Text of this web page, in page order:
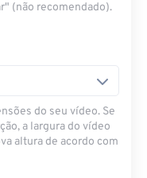
(não recomendado).
do seu vídeo. Se
a largura do vídeo
altura de acordo com